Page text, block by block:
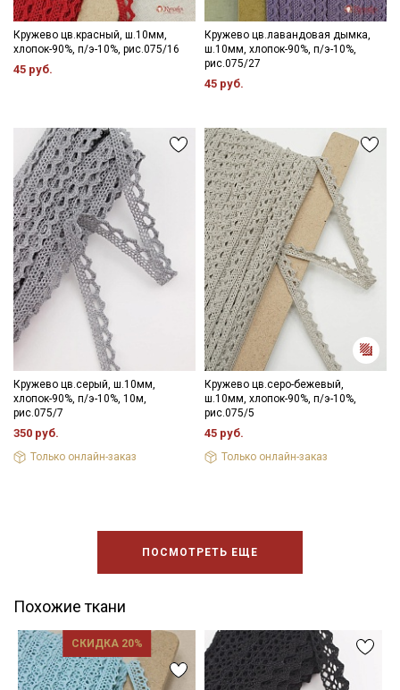
Кружево цв.красный, ш.10мм,
хлопок-90%, п/э-10%, рис.075/16
45 руб.
Кружево цв.лавандовая дымка,
ш.10мм, хлопок-90%, п/э-10%,
рис.075/27
45 руб.
Кружево цв.серый, ш.10мм,
хлопок-90%, п/э-10%, 10м,
рис.075/7
350 руб.
Только онлайн-заказ
Кружево цв.серо-бежевый,
ш.10мм, хлопок-90%, п/э-10%,
рис.075/5
45 руб.
Только онлайн-заказ
ПОСМОТРЕТЬ ЕЩЕ
Похожие ткани
СКИДКА 20%